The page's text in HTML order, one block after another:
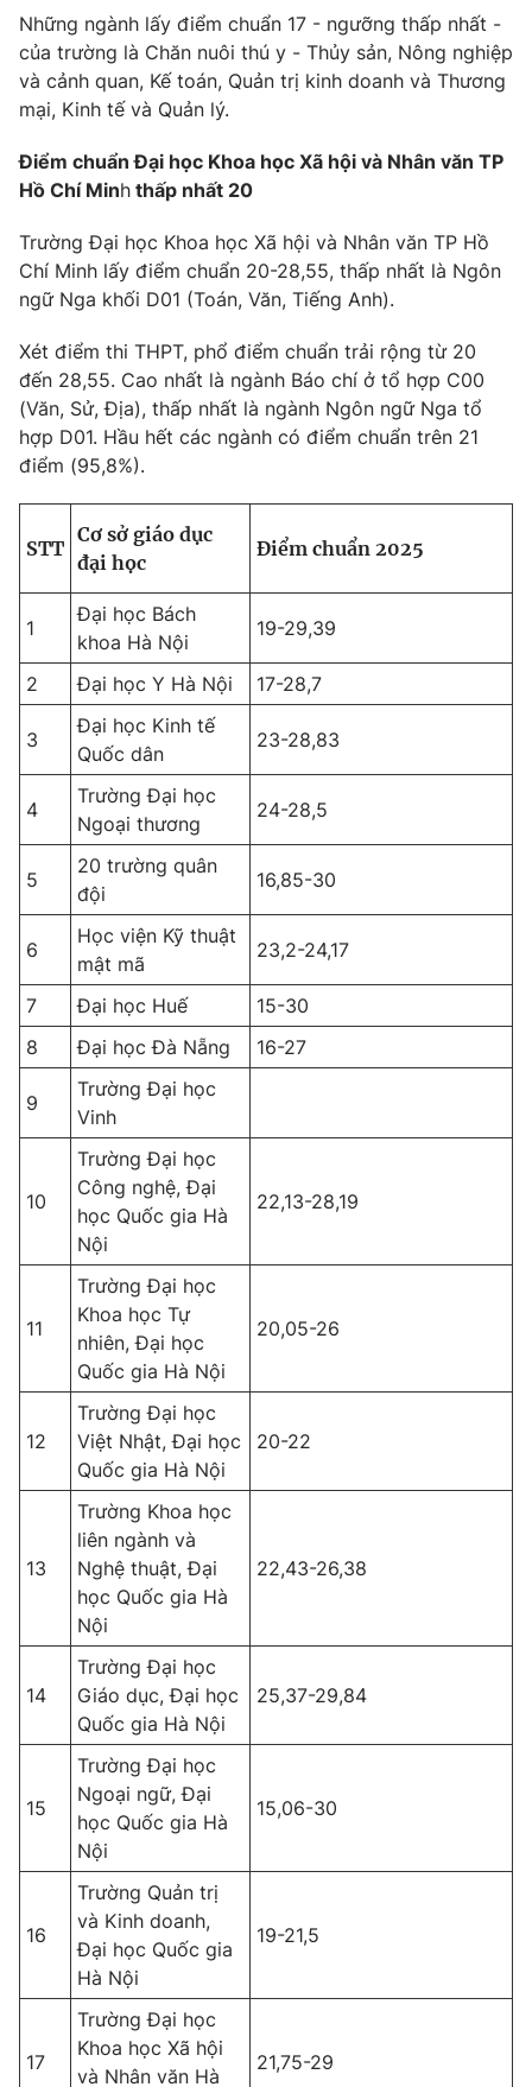
Những ngành lấy điểm chuẩn 17 - ngưỡng thấp nhất -
của trường là Chăn nuôi thú y - Thủy sản, Nông nghiệp
và cảnh quan, Kế toán, Quản trị kinh doanh và Thương
mại, Kinh tế và Quản lý.
Điểm chuẩn Đại học Khoa học Xã hội và Nhân văn TP
Hồ Chí Minh thấp nhất 20
Trường Đại học Khoa học Xã hội và Nhân văn TP Hồ
Chí Minh lấy điểm chuẩn 20-28,55, thấp nhất là Ngôn
ngữ Nga khối D01 (Toán, Văn, Tiếng Anh).
Xét điểm thi THPT, phổ điểm chuẩn trải rộng từ 20
đến 28,55. Cao nhất là ngành Báo chí ở tổ hợp C00
(Văn, Sử, Địa), thấp nhất là ngành Ngôn ngữ Nga tổ
hợp D01. Hầu hết các ngành có điểm chuẩn trên 21
điểm (95,8%).
STT
Cơ sở giáo dục
đại học
Điểm chuẩn 2025
1
Đại học Bách
khoa Hà Nội
19-29,39
2 Đại học Y Hà Nội 17-28,7
3
Đại học Kinh tế
Quốc dân
23-28,83
4
Trường Đại học
Ngoại thương
24-28,5
5
20 trường quân
đội
16,85-30
6
Học viện Kỹ thuật
mật mã
23,2-24,17
7 Đại học Huế
15-30
8
Đại học Đà Nẵng 16-27
9
Trường Đại học
Vinh
10
Trường Đại học
Công nghệ, Đại
học Quốc gia Hà
Nội
22,13-28,19
11
Trường Đại học
Khoa học Tự
nhiên, Đại học
Quốc gia Hà Nội
20,05-26
12
Trường Đại học
Việt Nhật, Đại học
Quốc gia Hà Nội
20-22
13
Trường Khoa học
liên ngành và
Nghệ thuật, Đại
học Quốc gia Hà
Nội
22,43-26,38
14
Trường Đại học
Giáo dục, Đại học
Quốc gia Hà Nội
25,37-29,84
15
Trường Đại học
Ngoại ngữ, Đại
học Quốc gia Hà
Nội
15,06-30
16
Trường Quản trị
và Kinh doanh,
Đại học Quốc gia
Hà Nội
19-21,5
17
Trường Đại học
Khoa học Xã hội
và Nhân văn Hà
21,75-29